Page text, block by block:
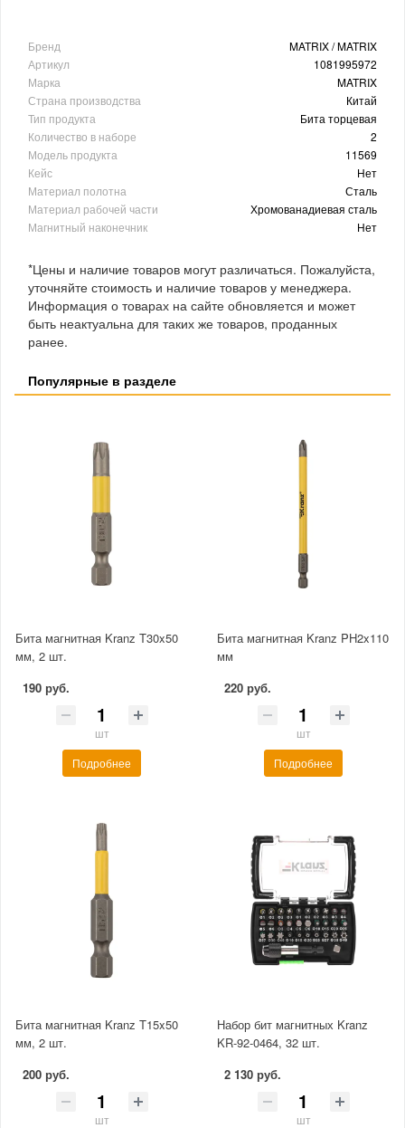
Бренд
MATRIX / MATRIX
Артикул
1081995972
Марка
MATRIX
Страна производства
Китай
Тип продукта
Бита торцевая
Количество в наборе
2
Модель продукта
11569
Кейс
Нет
Материал полотна
Сталь
Материал рабочей части
Хромованадиевая сталь
Магнитный наконечник
Нет
*Цены и наличие товаров могут различаться. Пожалуйста,
уточняйте стоимость и наличие товаров у менеджера.
Информация о товарах на сайте обновляется и может
быть неактуальна для таких же товаров, проданных
ранее.
Популярные в разделе
Бита магнитная Kranz T30x50
мм, 2 шт.
190 руб.
шт
Подробнее
Бита магнитная Kranz PH2x110
мм
220 руб.
шт
Подробнее
Бита магнитная Kranz T15x50
мм, 2 шт.
200 руб.
шт
Набор бит магнитных Kranz
KR-92-0464, 32 шт.
2 130 руб.
шт